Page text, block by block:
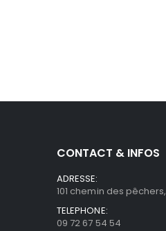
CONTACT & INFOS
ADRESSE:
101 chemin des
TELEPHONE:
09 72 67 54 54